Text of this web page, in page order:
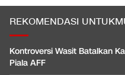
REKOMENDASI
Kontroversi Wasit Batalkan
Piala AFF